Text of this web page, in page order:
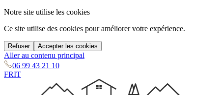
Notre site utilise les cookies
Ce site utilise des cookies pour améliorer votre expérience.
Refuser Accepter les cookies
Aller au contenu principal
06 99 43 21 10
FRIT